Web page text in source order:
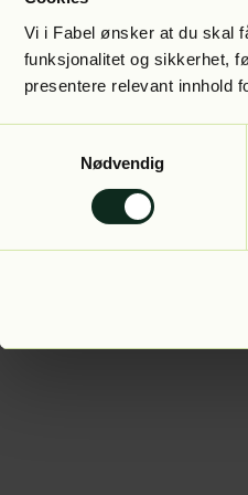
Vi i Fabel ønsker at du skal
funksjonalitet og sikkerhet,
presentere relevant innhold
Nødvendig
Application